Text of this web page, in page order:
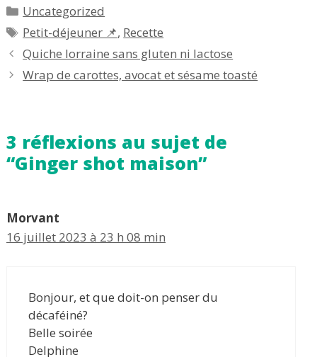
Catégories
Uncategorized
Étiquettes
Petit-déjeuner 📌, Recette
Quiche lorraine sans gluten ni lactose
Wrap de carottes, avocat et sésame toasté
3 réflexions au sujet de
“Ginger shot maison”
Morvant
16 juillet 2023 à 23 h 08 min
Bonjour, et que doit-on penser du
décaféiné?
Belle soirée
Delphine